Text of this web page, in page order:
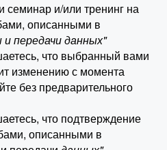
и/или тренинг на
описанными в
передачи данных"
что выбранный вами
изменению с момента
без предварительного
что подтверждение
описанными в